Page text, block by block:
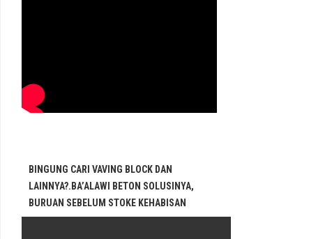
BINGUNG CARI VAVING BLOCK DAN
LAINNYA?.BA’ALAWI BETON SOLUSINYA,
BURUAN SEBELUM STOKE KEHABISAN